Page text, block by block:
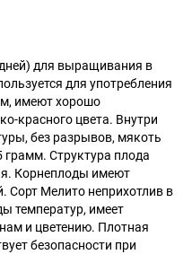
для выращивания в
для употребления
имеют хорошо
красного цвета. Внутри
без разрывов, мякоть
грамм. Структура плода
Корнеплоды имеют
Сорт Мелито неприхотлив в
температур, имеет
и цветению. Плотная
безопасности при